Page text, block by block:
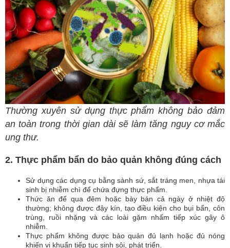
Thường xuyên sử dụng thực phẩm không bảo đảm
an toàn trong thời gian dài sẽ làm tăng nguy cơ mắc
ung thư.
2. Thực phẩm bẩn do bảo quản không đúng cách
Sử dụng các dụng cụ bằng sành sứ, sắt tráng men, nhựa tái
sinh bị nhiễm chì để chứa đựng thực phẩm.
Thức ăn để qua đêm hoặc bày bán cả ngày ở nhiệt độ
thường; không được đậy kín, tạo điều kiện cho bụi bẩn, côn
trùng, ruồi nhặng và các loài gặm nhấm tiếp xúc gây ô
nhiễm.
Thực phẩm không được bảo quản đủ lạnh hoặc đủ nóng
khiến vi khuẩn tiếp tục sinh sôi, phát triển.